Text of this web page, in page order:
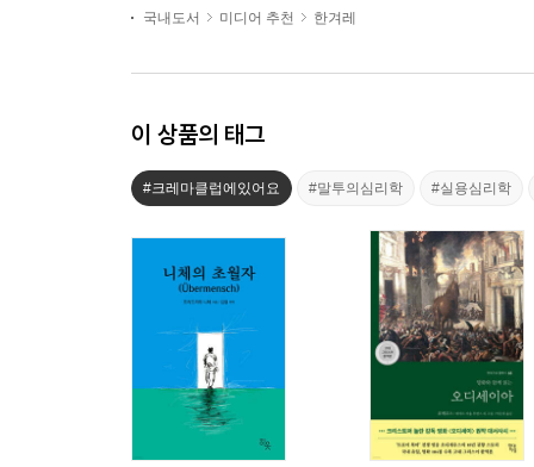
국내도서
미디어 추천 한겨레
이 상품의 태그
#크레마클럽에있어요 #말투의심리학 #실용심리학